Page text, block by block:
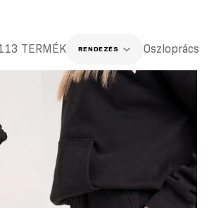
TERMÉK RENDEZÉS Oszloprács